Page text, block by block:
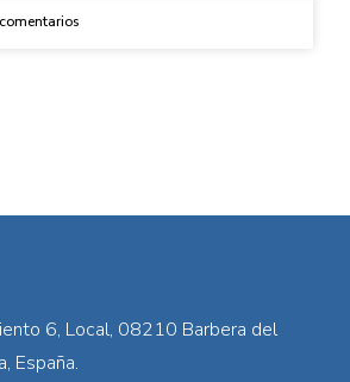
6, Local, 08210 Barbera del
España.